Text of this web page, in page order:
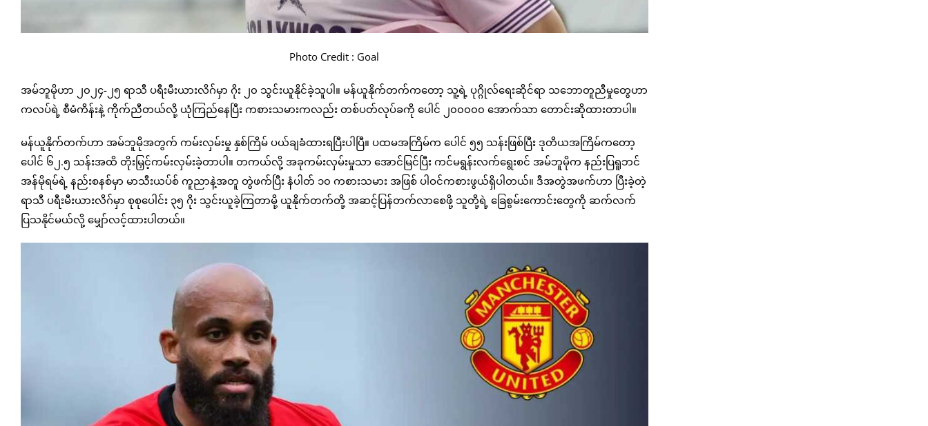
Photo Credit : Goal
အမ်ဘူမိုဟာ ၂၀၂၄-၂၅ ရာသီ ပရီးမီးယားလိဂ်မှာ ဂိုး ၂၀ သွင်းယူနိုင်ခဲ့သူပါ။ မန်ယူနိုက်တက်ကတော့ သူ့ရဲ့ ပုဂ္ဂိုလ်ရေးဆိုင်ရာ သဘောတူညီမှုတွေဟာ
ကလပ်ရဲ့ စီမံကိန်းနဲ့ ကိုက်ညီတယ်လို့ ယုံကြည်နေပြီး ကစားသမားကလည်း တစ်ပတ်လုပ်ခကို ပေါင် ၂၀၀၀၀၀ အောက်သာ တောင်းဆိုထားတာပါ။
မန်ယူနိုက်တက်ဟာ အမ်ဘူမိုအတွက် ကမ်းလှမ်းမှု နှစ်ကြိမ် ပယ်ချခံထားရပြီးပါပြီ။ ပထမအကြိမ်က ပေါင် ၅၅ သန်းဖြစ်ပြီး ဒုတိယအကြိမ်ကတော့
ပေါင် ၆၂.၅ သန်းအထိ တိုးမြှင့်ကမ်းလှမ်းခဲ့တာပါ။ တကယ်လို့ အခုကမ်းလှမ်းမှုသာ အောင်မြင်ပြီး ကင်မရွန်းလက်ရွေးစင် အမ်ဘူမိုက နည်းပြရူဘင်
အန်မိုရမ်ရဲ့ နည်းစနစ်မှာ မာသီးယပ်စ် ကူညာနဲ့အတူ တွဲဖက်ပြီး နံပါတ် ၁၀ ကစားသမား အဖြစ် ပါဝင်ကစားဖွယ်ရှိပါတယ်။ ဒီအတွဲအဖက်ဟာ ပြီးခဲ့တဲ့
ရာသီ ပရီးမီးယားလိဂ်မှာ စုစုပေါင်း ၃၅ ဂိုး သွင်းယူခဲ့ကြတာမို့ ယူနိုက်တက်တို့ အဆင့်ပြန်တက်လာစေဖို့ သူတို့ရဲ့ ခြေစွမ်းကောင်းတွေကို ဆက်လက်
ပြသနိုင်မယ်လို့ မျှော်လင့်ထားပါတယ်။